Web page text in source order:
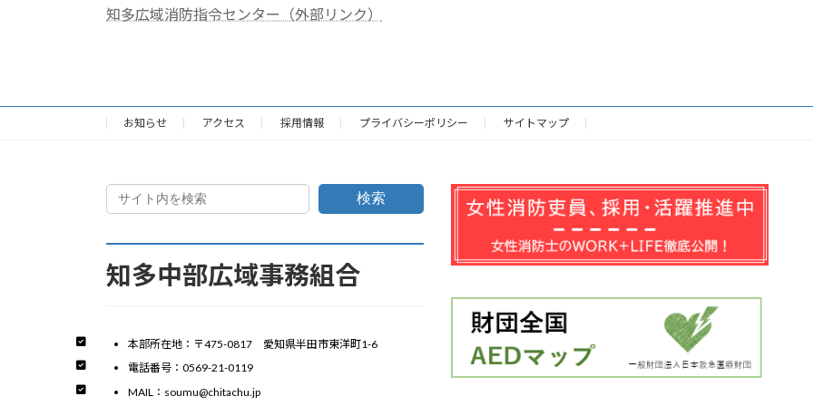
知多広域消防指令センター（外部リンク）
お知らせ アクセス 採用情報 プライバシーポリシー サイトマップ
検索
知多中部広域事務組合
本部所在地：〒475-0817 愛知県半田市東洋町1-6
電話番号：0569-21-0119
MAIL：soumu@chitachu.jp